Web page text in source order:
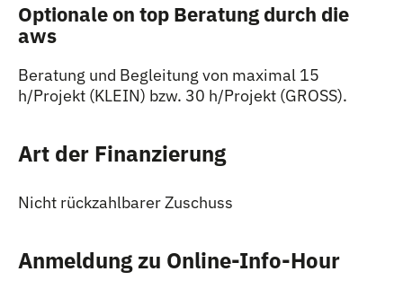
Optionale on top Beratung durch die
aws
Beratung und Begleitung von maximal 15
h/Projekt (KLEIN) bzw. 30 h/Projekt (GROSS).
Art der Finanzierung
Nicht rückzahlbarer Zuschuss
Anmeldung zu Online-Info-Hour